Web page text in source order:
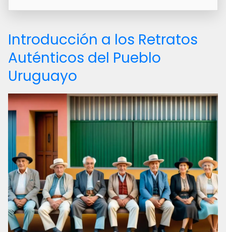
Introducción a los Retratos
Auténticos del Pueblo
Uruguayo